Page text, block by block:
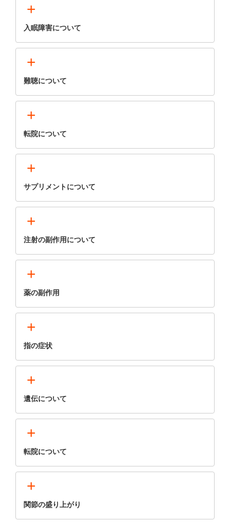
+
入眠障害について
+
難聴について
+
転院について
+
サプリメントについて
+
注射の副作用について
+
薬の副作用
+
指の症状
+
遺伝について
+
転院について
+
関節の盛り上がり